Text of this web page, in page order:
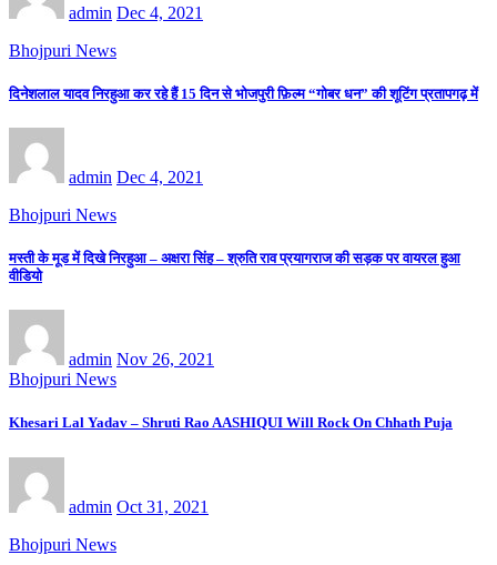
admin Dec 4, 2021
Bhojpuri News
दिनेशलाल यादव निरहुआ कर रहे हैं 15 दिन से भोजपुरी फ़िल्म “गोबर धन” की शूटिंग प्रतापगढ़ में
admin Dec 4, 2021
Bhojpuri News
मस्ती के मूड में दिखे निरहुआ – अक्षरा सिंह – श्रुति राव प्रयागराज की सड़क पर वायरल हुआ
वीडियो
admin Nov 26, 2021
Bhojpuri News
Khesari Lal Yadav – Shruti Rao AASHIQUI Will Rock On Chhath Puja
admin Oct 31, 2021
Bhojpuri News